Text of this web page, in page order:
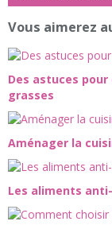
Vous aimerez
Des astuces
grasses
Aménager la
Les aliments